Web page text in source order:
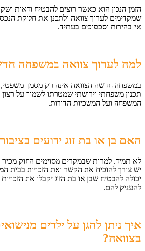
הזמן הנכון הוא כאשר רוצים להבטיח ודאות
שמקדימים לערוך צוואה ולתכנן את חלוקת
אי-בהירות וסכסוכים בעתיד.
למה לערוך צוואה במשפחה
במשפחה חדשה הצוואה אינה רק מסמך
תכנון משפחתי וירושתי שמטרתו לשמור על
המשפחה ועל המשכיות הדורות.
האם בן או בת זוג ידועים
לא תמיד. למרות שבמקרים מסוימים החוק מכיר
יש צורך להוכיח את הקשר ואת הזכויות בבית
יכולה להבטיח שבן או בת הזוג יקבלו את
להעניק להם.
איך ניתן להגן על ילדים
בצוואה?